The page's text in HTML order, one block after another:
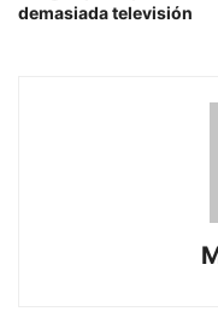
demasiada televisión